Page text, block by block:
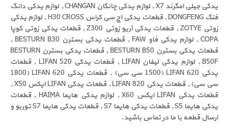
یدکی جیلی امگرند X7 , لوازم یدکی چانگان CHANGAN , لوازم یدکی دانگ
فنگ DONGFENG , قطعات یدکی اچ سی کراس H30 CROSS , لوازم یدکی
زوتی ZOTYE , قطعات یدکی آریو زوتی Z300 , قطعات یدکی زوتی کوپا
COPA , لوازم یدکی فاو FAW , قطعات یدکی بسترن BESTURN B30 ,
قطعات یدکی بسترن BESTURN B50 , قطعات یدکی بسترن BESTURN
B50F , لوازم یدکی لیفان LIFAN , قطعات یدکی LIFAN 520 , قطعات
یدکی LIFAN 620 (1500 سی سی) , قطعات یدکی LIFAN 620 (1800
سی سی) , قطعات یدکی LIFAN 820 , قطعات یدکی LIFAN ایکس X50 ,
قطعات یدکی LIFAN ایکس X60 , لوازم یدکی هایما HAIMA , قطعات
یدکی هایما S5 , قطعات یدکی هایما S7 , قطعات یدکی هایما S7 توربو و
با ما در تماس باشید.